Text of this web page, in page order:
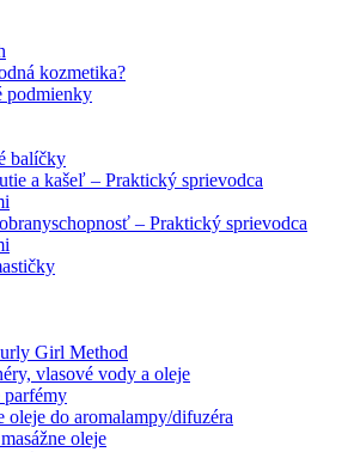
kozmetika?
podmienky
balíčky
a kašeľ – Praktický sprievodca
– Praktický sprievodca
Girl Method
vlasové vody a oleje
oleje do aromalampy/difuzéra
oleje